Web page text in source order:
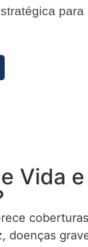
para
Vida e
doenças